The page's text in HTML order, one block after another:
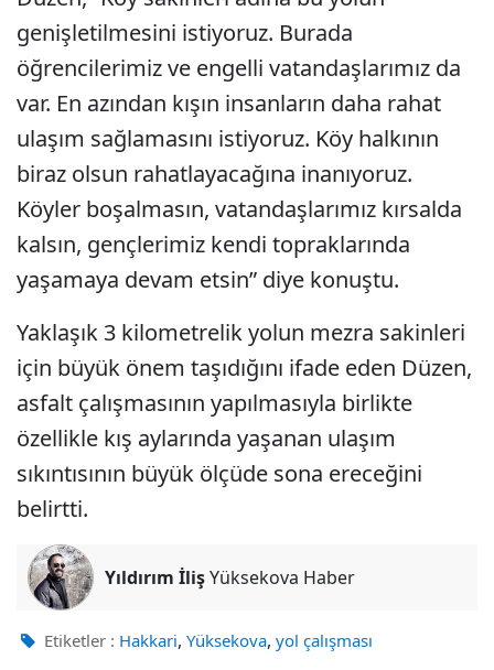
genişletilmesini istiyoruz. Burada
öğrencilerimiz ve engelli vatandaşlarımız da
var. En azından kışın insanların daha rahat
ulaşım sağlamasını istiyoruz. Köy halkının
biraz olsun rahatlayacağına inanıyoruz.
Köyler boşalmasın, vatandaşlarımız kırsalda
kalsın, gençlerimiz kendi topraklarında
yaşamaya devam etsin” diye konuştu.
Yaklaşık 3 kilometrelik yolun mezra sakinleri
için büyük önem taşıdığını ifade eden Düzen,
asfalt çalışmasının yapılmasıyla birlikte
özellikle kış aylarında yaşanan ulaşım
sıkıntısının büyük ölçüde sona ereceğini
belirtti.
Yıldırım İlişYüksekova Haber
Etiketler : Hakkari, Yüksekova, yol çalışması